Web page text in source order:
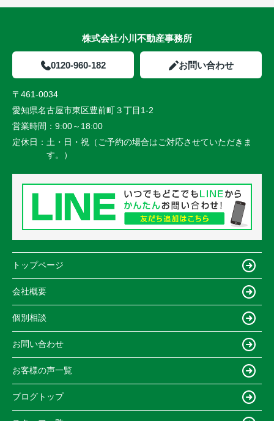
株式会社小川不動産事務所
0120-960-182 お問い合わせ
〒461-0034
愛知県名古屋市東区豊前町３丁目1-2
営業時間： 9:00～18:00
定休日： 土・日・祝（ご予約の場合はご対応させていただきま
す。）
トップページ
会社概要
個別相談
お問い合わせ
お客様の声一覧
ブログトップ